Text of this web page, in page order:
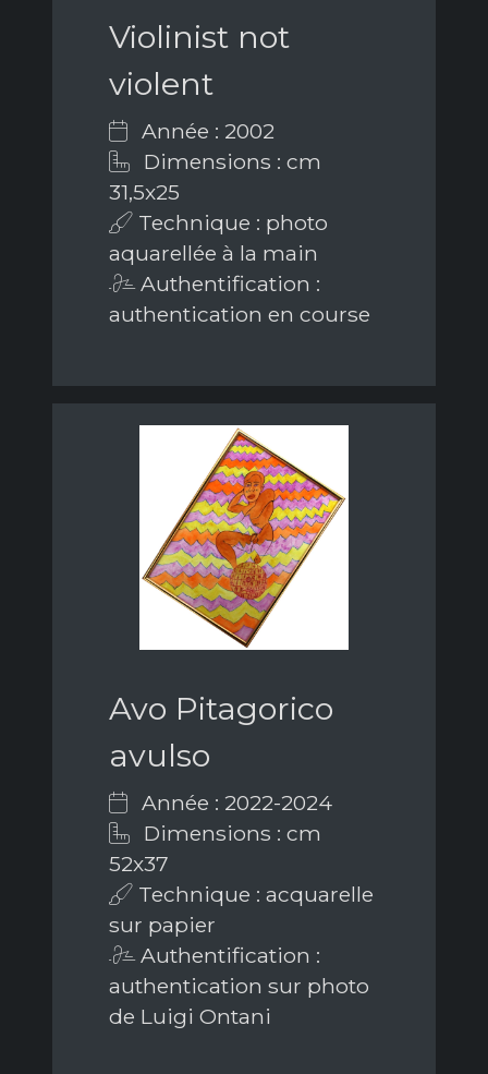
Violinist not
violent
Année : 2002
Dimensions : cm
31,5x25
Technique : photo
aquarellée à la main
Authentification :
authentication en course
Avo Pitagorico
avulso
Année : 2022-2024
Dimensions : cm
52x37
Technique : acquarelle
sur papier
Authentification :
authentication sur photo
de Luigi Ontani